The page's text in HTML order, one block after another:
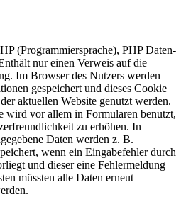
(Programmiersprache), PHP Daten-
nur einen Verweis auf die
Im Browser des Nutzers werden
gespeichert und dieses Cookie
aktuellen Website genutzt werden.
wird vor allem in Formularen benutzt,
zu erhöhen. In
Daten werden z. B.
wenn ein Eingabefehler durch
und dieser eine Fehlermeldung
müssten alle Daten erneut